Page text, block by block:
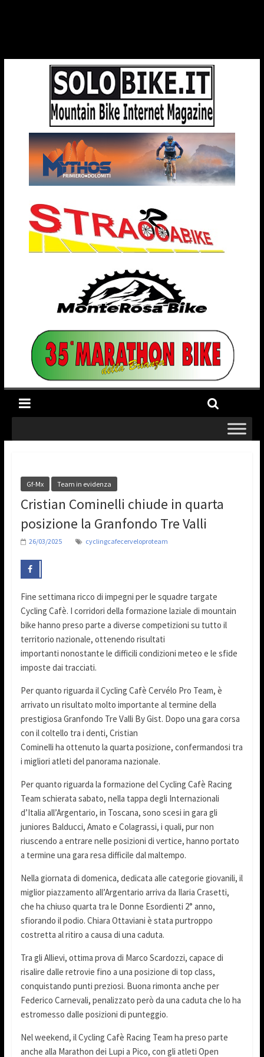
Gf-Mx Team in evidenza
Cristian Cominelli chiude in quarta
posizione la Granfondo Tre Valli
26/03/2025 cyclingcafecerveloproteam
Fine settimana ricco di impegni per le squadre targate
Cycling Cafè. I corridori della formazione laziale di mountain
bike hanno preso parte a diverse competizioni su tutto il
territorio nazionale, ottenendo risultati
importanti nonostante le difficili condizioni meteo e le sfide
imposte dai tracciati.
Per quanto riguarda il Cycling Cafè Cervélo Pro Team, è
arrivato un risultato molto importante al termine della
prestigiosa Granfondo Tre Valli By Gist. Dopo una gara corsa
con il coltello tra i denti, Cristian
Cominelli ha ottenuto la quarta posizione, confermandosi tra
i migliori atleti del panorama nazionale.
Per quanto riguarda la formazione del Cycling Cafè Racing
Team schierata sabato, nella tappa degli Internazionali
d’Italia all’Argentario, in Toscana, sono scesi in gara gli
juniores Balducci, Amato e Colagrassi, i quali, pur non
riuscendo a entrare nelle posizioni di vertice, hanno portato
a termine una gara resa difficile dal maltempo.
Nella giornata di domenica, dedicata alle categorie giovanili, il
miglior piazzamento all’Argentario arriva da Ilaria Crasetti,
che ha chiuso quarta tra le Donne Esordienti 2° anno,
sfiorando il podio. Chiara Ottaviani è stata purtroppo
costretta al ritiro a causa di una caduta.
Tra gli Allievi, ottima prova di Marco Scardozzi, capace di
risalire dalle retrovie fino a una posizione di top class,
conquistando punti preziosi. Buona rimonta anche per
Federico Carnevali, penalizzato però da una caduta che lo ha
estromesso dalle posizioni di punteggio.
Nel weekend, il Cycling Cafè Racing Team ha preso parte
anche alla Marathon dei Lupi a Pico, con gli atleti Open